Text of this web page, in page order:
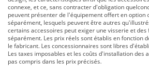
connexe, et ce, sans contracter d'obligation
peuvent présenter de l'équipement offert en option
séparément, lesquels peuvent être autres
certains accessoires peut exiger une visserie et des
séparément. Les prix réels sont établis en fonction
le fabricant. Les concessionnaires sont libres
Les taxes imposables et les coûts d'installation des
pas compris dans les prix précisés.